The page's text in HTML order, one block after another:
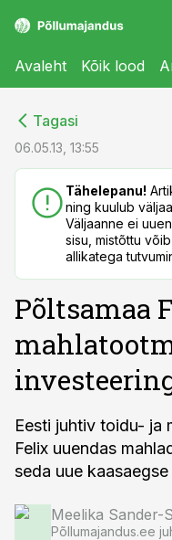
Avaleht Kõik lood
Tagasi
06.05.13, 13:55
Tähelepanu!
ning kuulub
Väljaanne ei
sisu, mistõttu
allikatega
Põltsamaa
Eesti juhtiv toidu- ja
Felix uuendas
seda uue
Meelika Sander-
Põllumajandus.ee